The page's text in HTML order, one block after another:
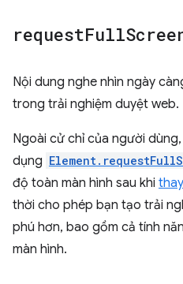
requestFull
Nội dung nghe nhìn ngày
trong trải nghiệm duyệt web.
Ngoài cử chỉ của người
dụng
độ toàn màn hình sau khi
thời cho phép bạn tạo trải
phú hơn, bao gồm cả tính
màn hình.